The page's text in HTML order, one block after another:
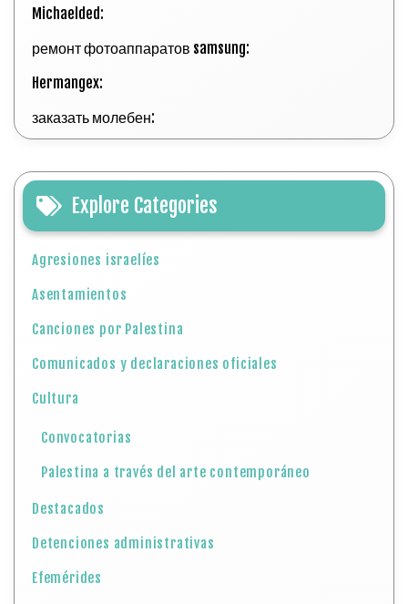
Michaelded:
ремонт фотоаппаратов samsung:
Hermangex:
заказать молебен:
Explore Categories
Agresiones israelíes
Asentamientos
Canciones por Palestina
Comunicados y declaraciones oficiales
Cultura
Convocatorias
Palestina a través del arte contemporáneo
Destacados
Detenciones administrativas
Efemérides